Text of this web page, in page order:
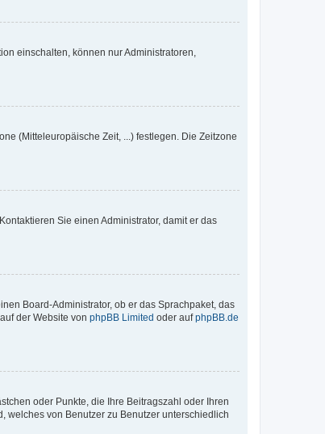
einschalten, können nur Administratoren,
(Mitteleuropäische Zeit, ...) festlegen. Die Zeitzone
Sie einen Administrator, damit er das
Board-Administrator, ob er das Sprachpaket, das
der Website von phpBB Limited oder aufphpBB.de
oder Punkte, die Ihre Beitragszahl oder Ihren
welches von Benutzer zu Benutzer unterschiedlich